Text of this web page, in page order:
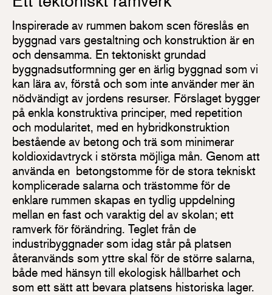
Inspirerade av rummen bakom scen föreslås en
byggnad vars gestaltning och konstruktion är en
och densamma. En tektoniskt grundad
byggnadsutformning ger en ärlig byggnad som vi
kan lära av, förstå och som inte använder mer än
nödvändigt av jordens resurser. Förslaget bygger
på enkla konstruktiva principer, med repetition
och modularitet, med en hybridkonstruktion
bestående av betong och trä som minimerar
koldioxidavtryck i största möjliga mån. Genom att
använda en betongstomme för de stora tekniskt
komplicerade salarna och trästomme för de
enklare rummen skapas en tydlig uppdelning
mellan en fast och varaktig del av skolan; ett
ramverk för förändring. Teglet från de
industribyggnader som idag står på platsen
återanvänds som yttre skal för de större salarna,
både med hänsyn till ekologisk hållbarhet och
som ett sätt att bevara platsens historiska lager.